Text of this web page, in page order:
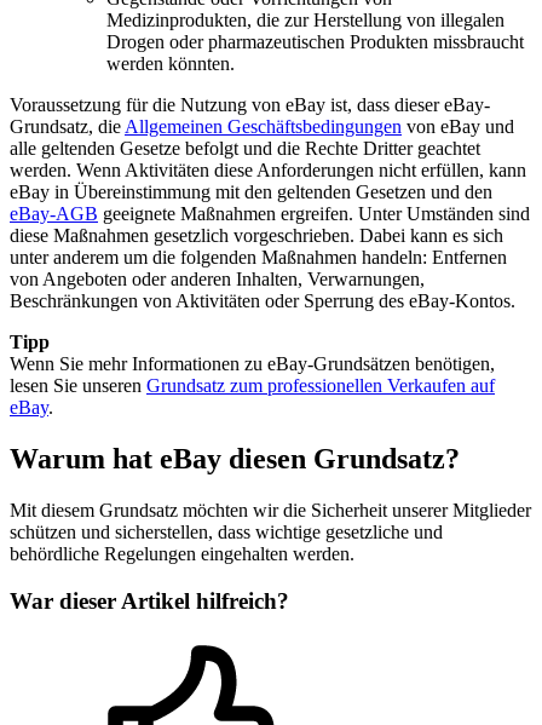
Medizinprodukten, die zur Herstellung von illegalen
Drogen oder pharmazeutischen Produkten missbraucht
werden könnten.
Voraussetzung für die Nutzung von eBay ist, dass dieser eBay-
Grundsatz, dieAllgemeinen Geschäftsbedingungen von eBay und
alle geltenden Gesetze befolgt und die Rechte Dritter geachtet
werden. Wenn Aktivitäten diese Anforderungen nicht erfüllen, kann
eBay in Übereinstimmung mit den geltenden Gesetzen und den
eBay-AGB geeignete Maßnahmen ergreifen. Unter Umständen sind
diese Maßnahmen gesetzlich vorgeschrieben. Dabei kann es sich
unter anderem um die folgenden Maßnahmen handeln: Entfernen
von Angeboten oder anderen Inhalten, Verwarnungen,
Beschränkungen von Aktivitäten oder Sperrung des eBay-Kontos.
Tipp
Wenn Sie mehr Informationen zu eBay-Grundsätzen benötigen,
lesen Sie unseren Grundsatz zum professionellen Verkaufen auf
eBay.
Warum hat eBay diesen Grundsatz?
Mit diesem Grundsatz möchten wir die Sicherheit unserer Mitglieder
schützen und sicherstellen, dass wichtige gesetzliche und
behördliche Regelungen eingehalten werden.
War dieser Artikel hilfreich?